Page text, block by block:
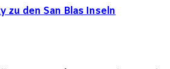
zu den San Blas Inseln